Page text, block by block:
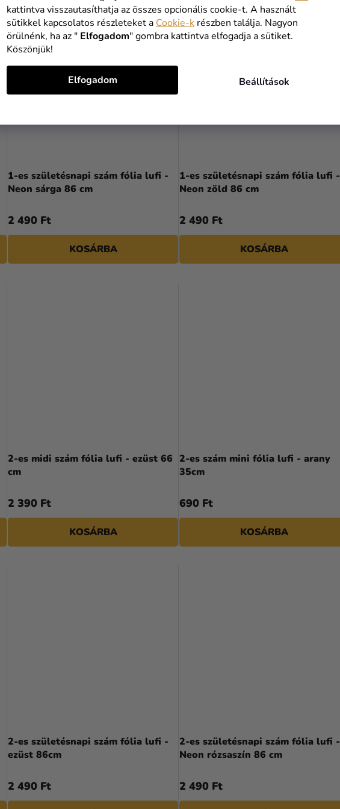
kattintva visszautasíthatja az összes opcionális cookie-t. A használt
sütikkel kapcsolatos részleteket a Cookie-k részben találja. Nagyon
örülnénk, ha az " Elfogadom" gombra kattintva elfogadja a sütiket.
Köszönjük!
Beállítások
Elfogadom
1-es születésnapi szám fólia lufi -
Neon sárga 86 cm
2 490 Ft
KOSÁRBA
1-es születésnapi szám fólia lufi -
Neon zöld 86 cm
2 490 Ft
KOSÁRBA
2-es midi szám fólia lufi - ezüst 66
cm
2 390 Ft
KOSÁRBA
2-es szám mini fólia lufi - arany
35cm
690 Ft
KOSÁRBA
2-es születésnapi szám fólia lufi -
ezüst 86cm
2 490 Ft
2-es születésnapi szám fólia lufi -
Neon rózsaszín 86 cm
2 490 Ft